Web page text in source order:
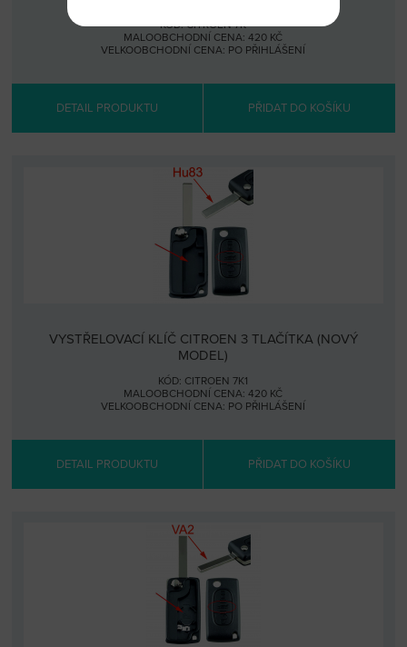
KÓD: CITROEN 7K
MALOOBCHODNÍ CENA: 420 KČ
VELKOOBCHODNÍ CENA: PO PŘIHLÁŠENÍ
DETAIL PRODUKTU PŘIDAT DO KOŠÍKU
VYSTŘELOVACÍ KLÍČ CITROEN 3 TLAČÍTKA (NOVÝ
MODEL)
KÓD: CITROEN 7K1
MALOOBCHODNÍ CENA: 420 KČ
VELKOOBCHODNÍ CENA: PO PŘIHLÁŠENÍ
DETAIL PRODUKTU PŘIDAT DO KOŠÍKU